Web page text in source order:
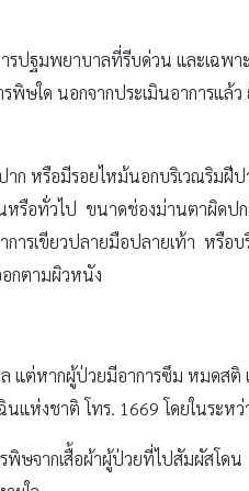
รปฐมพยาบาลที่รีบด่วน และเฉพ
ษใด นอกจากประเมินอาการแล้
ก หรือมีรอยไหม้นอกบริเวณริมฝีป
รือทั่วไป ขนาดช่องม่านตาผิดป
การเขียวปลายมือปลายเท้า หรือ
กตามผิวหนัง
ล แต่หากผู้ป่วยมีอาการซึม หมดส
ห่งชาติ โทร. 1669 โดยในระห
พิษจากเสื้อผ้าผู้ป่วยที่ไปสัมผัสโดน